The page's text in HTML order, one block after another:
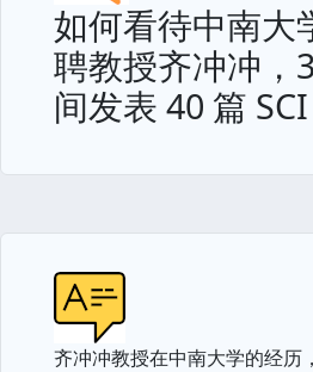
如何看待中南大
聘教授齐冲冲，
间发表 40 篇 SCI
齐冲冲教授在中南大学的经历